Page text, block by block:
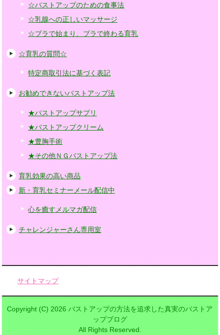
☆バストアップのための食事法
☆乳腺への正しいマッサージ
☆ブラで始まり、ブラで終わる育乳
☆育乳の質問☆
特定商取引法に基づく表記
お勧めできないバストアップ法
★バストアップサプリ
★バストアップクリーム
★豊胸手術
★その他ＮＧバストアップ法
育乳効果の高い商品
新・育乳セミナーメール配信中
心を癒すメルマガ配信
チャレンジャーさん専用室
サイトマップ
Copyright (C) 2026 バストアップの方法を追求した真実のバストア
ップブログ
All Rights Reserved.